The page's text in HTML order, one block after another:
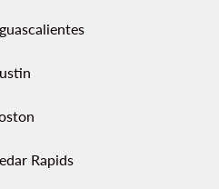
Rapids